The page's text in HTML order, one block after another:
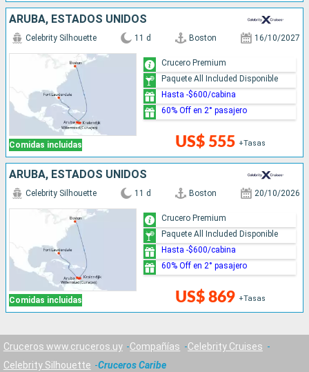
ARUBA, ESTADOS UNIDOS
Comidas incluidas
Celebrity Silhouette 11 d Boston 16/10/2027
US$ 555 +Tasas
Crucero Premium
Paquete All Included Disponible
Hasta -$600/cabina
60% Off en 2° pasajero
ARUBA, ESTADOS UNIDOS
Comidas incluidas
Celebrity Silhouette 11 d Boston 20/10/2026
US$ 869 +Tasas
Crucero Premium
Paquete All Included Disponible
Hasta -$600/cabina
60% Off en 2° pasajero
Cruceros www.cruceros.uy Compañías
Celebrity Cruises
Celebrity Silhouette
Cruceros Caribe